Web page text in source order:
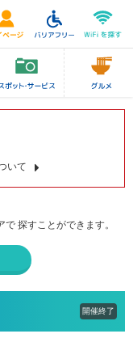
いて
で 探すことができます。
開催終了